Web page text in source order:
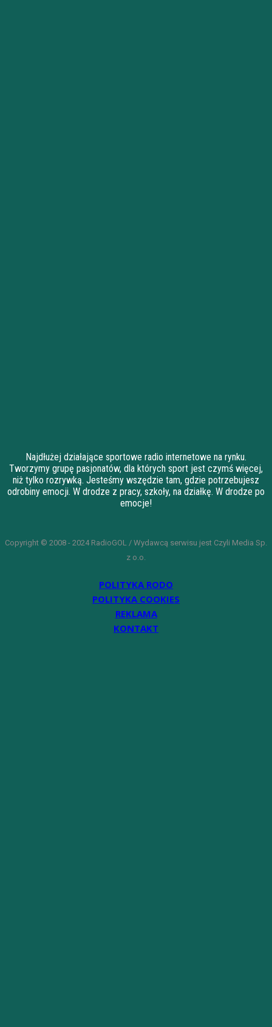
Najdłużej działające sportowe radio internetowe na rynku.
Tworzymy grupę pasjonatów, dla których sport jest czymś więcej,
niż tylko rozrywką. Jesteśmy wszędzie tam, gdzie potrzebujesz
odrobiny emocji. W drodze z pracy, szkoły, na działkę. W drodze po
emocje!
Copyright © 2008 - 2024 RadioGOL / Wydawcą serwisu jest Czyli Media Sp.
z o.o.
POLITYKA RODO
POLITYKA COOKIES
REKLAMA
KONTAKT